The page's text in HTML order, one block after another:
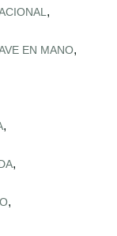
,
EN MANO,
,
,
,